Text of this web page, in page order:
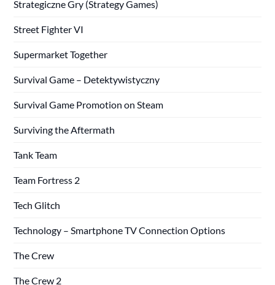
Strategiczne Gry (Strategy Games)
Street Fighter VI
Supermarket Together
Survival Game – Detektywistyczny
Survival Game Promotion on Steam
Surviving the Aftermath
Tank Team
Team Fortress 2
Tech Glitch
Technology – Smartphone TV Connection Options
The Crew
The Crew 2